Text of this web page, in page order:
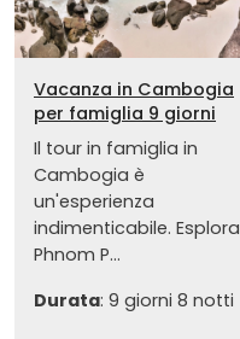
Vacanza in Cambogia
per famiglia 9 giorni
Il tour in famiglia in
Cambogia è
un'esperienza
indimenticabile. Esplora
Phnom P...
Durata: 9 giorni 8 notti